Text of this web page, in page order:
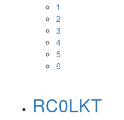
1
2
3
4
5
6
RC0LKT